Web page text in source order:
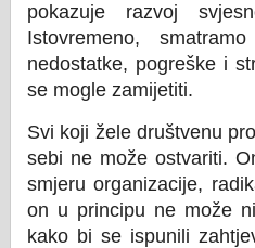
pokazuje razvoj
Istovremeno,
nedostatke, pogreške i
se mogle zamijetiti.
Svi koji žele društvenu
sebi ne može ostvariti.
smjeru organizacije,
on u principu ne može
kako bi se ispunili